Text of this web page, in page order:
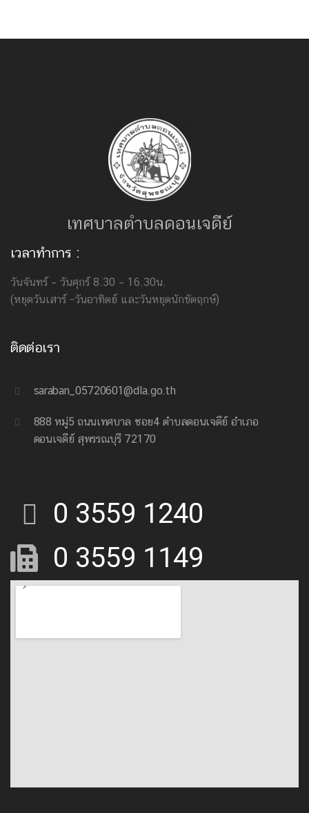
เทศบาลตำบลดอนเจดีย์
เวลาทำการ :
วันจันทร์ – วันศุกร์ 8.30 – 16.30น.
(หยุดวันเสาร์ -วันอาทิตย์ และวันหยุดนักขัตฤกษ์)
ติดต่อเรา
saraban_05720601@dla.go.th
888 หมู่5 ถนนเทศบาล ซอย4 ตำบลดอนเจดีย์ อำเภอ
ดอนเจดีย์ สุพรรณบุรี 72170
0 3559 1240
0 3559 1149